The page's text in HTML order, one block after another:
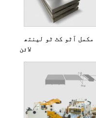
مکمل آٹو کٹ ٹو لینتھ
لائن